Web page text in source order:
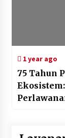
1 year ago
75 Tahun